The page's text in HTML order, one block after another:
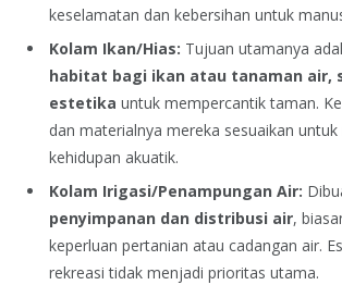
keselamatan dan kebersihan untuk
Kolam Ikan/Hias: Tujuan utamanya
habitat bagi ikan atau tanaman air,
estetika untuk mempercantik taman.
dan materialnya mereka sesuaikan
kehidupan akuatik.
Kolam Irigasi/Penampungan Air:
penyimpanan dan distribusi air,
keperluan pertanian atau cadangan air.
rekreasi tidak menjadi prioritas utama.